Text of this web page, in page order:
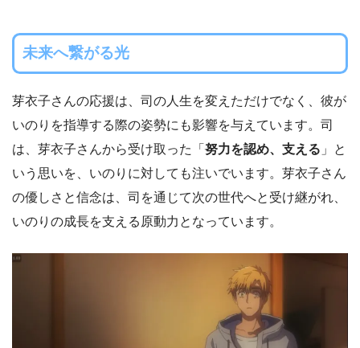
未来へ繋がる光
芽衣子さんの応援は、司の人生を変えただけでなく、彼が
いのりを指導する際の姿勢にも影響を与えています。司
は、芽衣子さんから受け取った「努力を認め、支える 」と
いう思いを、いのりに対しても注いでいます。芽衣子さん
の優しさと信念は、司を通じて次の世代へと受け継がれ、
いのりの成長を支える原動力となっています。